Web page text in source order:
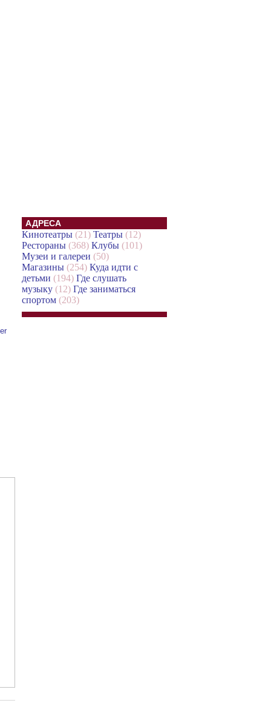
АДРЕСА
Кинотеатры(21) Театры(12)
Рестораны(368) Клубы(101)
Музеи и галереи (50)
Магазины(254) Куда идти с
детьми (194) Где слушать
музыку(12) Где заниматься
спортом(203)